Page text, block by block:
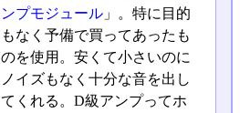
ンプモジュール」。特に目的
もなく予備で買ってあったも
のを使用。安くて小さいのに
ノイズもなく十分な音を出し
てくれる。D級アンプってホ